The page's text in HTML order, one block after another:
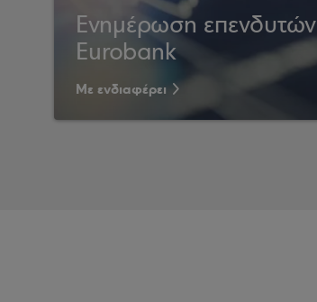
Ενημέρωση επενδυτών
Eurobank
Με ενδιαφέρει